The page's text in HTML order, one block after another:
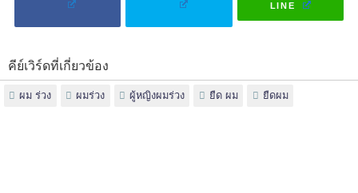
LINE
คีย์เวิร์ดที่เกี่ยวข้อง
ผม ร่วง ผมร่วง ผู้หญิงผมร่วง ยืด ผม ยืดผม